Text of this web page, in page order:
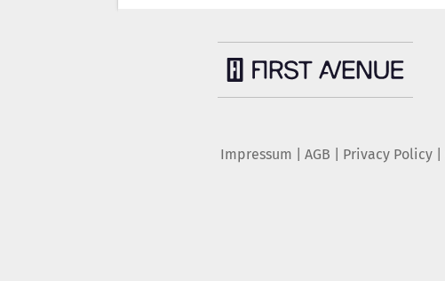
Impressum AGB Privacy Policy|